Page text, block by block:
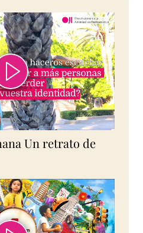
Un retrato de